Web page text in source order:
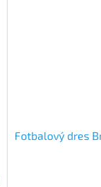
Fotbalový dres